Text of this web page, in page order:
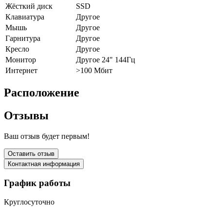
Жёсткий диск
SSD
Клавиатура
Другое
Мышь
Другое
Гарнитура
Другое
Кресло
Другое
Монитор
Другое 24" 144Гц
Интернет
>100 Мбит
Расположение
Отзывы
Ваш отзыв будет первым!
Оставить отзыв
Контактная информация
График работы
Круглосуточно